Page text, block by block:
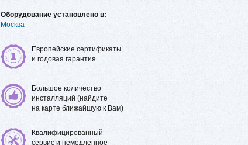
Оборудование установлено в:
Москва
Европейские сертификаты
и годовая гарантия
Большое количество
инсталляций (найдите
на карте ближайшую к Вам)
Квалифицированный
сервис и немедленное